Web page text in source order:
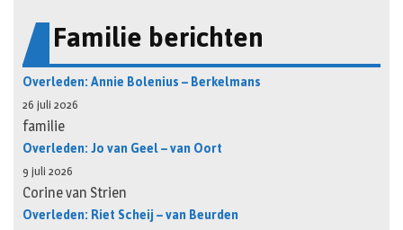
Familie berichten
Overleden: Annie Bolenius – Berkelmans
26 juli 2026
familie
Overleden: Jo van Geel – van Oort
9 juli 2026
Corine van Strien
Overleden: Riet Scheij – van Beurden